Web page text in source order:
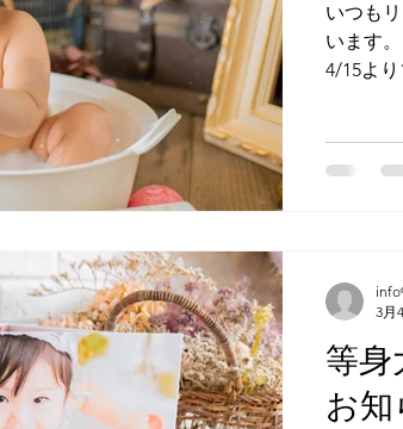
いつも
います
4/15よ
ざいま
準備さ
のアレ
ついて
ーショ
みをお
等身
お知
3月